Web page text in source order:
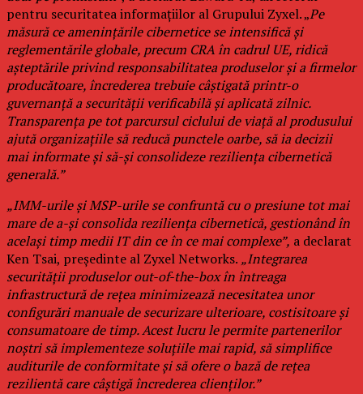
pentru securitatea informațiilor al Grupului Zyxel. „Pe
măsură ce amenințările cibernetice se intensifică și
reglementările globale, precum CRA în cadrul UE, ridică
așteptările privind responsabilitatea produselor și a firmelor
producătoare, încrederea trebuie câștigată printr-o
guvernanță a securității verificabilă și aplicată zilnic.
Transparența pe tot parcursul ciclului de viață al produsului
ajută organizațiile să reducă punctele oarbe, să ia decizii
mai informate și să-și consolideze reziliența cibernetică
generală.”
„IMM-urile și MSP-urile se confruntă cu o presiune tot mai
mare de a-și consolida reziliența cibernetică, gestionând în
același timp medii IT din ce în ce mai complexe”, a declarat
Ken Tsai, președinte al Zyxel Networks. „Integrarea
securității produselor out-of-the-box în întreaga
infrastructură de rețea minimizează necesitatea unor
configurări manuale de securizare ulterioare, costisitoare și
consumatoare de timp. Acest lucru le permite partenerilor
noștri să implementeze soluțiile mai rapid, să simplifice
auditurile de conformitate și să ofere o bază de rețea
rezilientă care câștigă încrederea clienților.”